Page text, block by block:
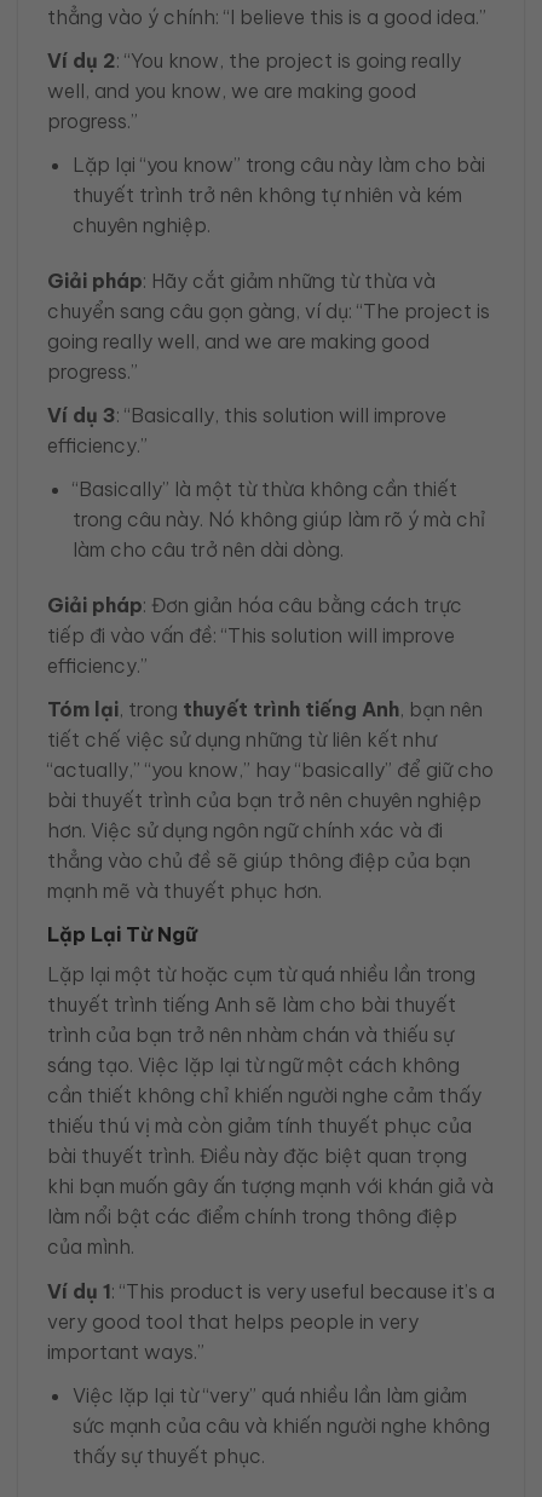
thẳng vào ý chính: “I believe this is a good idea.”
Ví dụ 2: “You know, the project is going really
well, and you know, we are making good
progress.”
Lặp lại “you know” trong câu này làm cho bài
thuyết trình trở nên không tự nhiên và kém
chuyên nghiệp.
Giải pháp: Hãy cắt giảm những từ thừa và
chuyển sang câu gọn gàng, ví dụ: “The project is
going really well, and we are making good
progress.”
Ví dụ 3: “Basically, this solution will improve
efficiency.”
“Basically” là một từ thừa không cần thiết
trong câu này. Nó không giúp làm rõ ý mà chỉ
làm cho câu trở nên dài dòng.
Giải pháp: Đơn giản hóa câu bằng cách trực
tiếp đi vào vấn đề: “This solution will improve
efficiency.”
Tóm lại, trong thuyết trình tiếng Anh, bạn nên
tiết chế việc sử dụng những từ liên kết như
“actually,” “you know,” hay “basically” để giữ cho
bài thuyết trình của bạn trở nên chuyên nghiệp
hơn. Việc sử dụng ngôn ngữ chính xác và đi
thẳng vào chủ đề sẽ giúp thông điệp của bạn
mạnh mẽ và thuyết phục hơn.
Lặp Lại Từ Ngữ
Lặp lại một từ hoặc cụm từ quá nhiều lần trong
thuyết trình tiếng Anh sẽ làm cho bài thuyết
trình của bạn trở nên nhàm chán và thiếu sự
sáng tạo. Việc lặp lại từ ngữ một cách không
cần thiết không chỉ khiến người nghe cảm thấy
thiếu thú vị mà còn giảm tính thuyết phục của
bài thuyết trình. Điều này đặc biệt quan trọng
khi bạn muốn gây ấn tượng mạnh với khán giả và
làm nổi bật các điểm chính trong thông điệp
của mình.
Ví dụ 1: “This product is very useful because it’s a
very good tool that helps people in very
important ways.”
Việc lặp lại từ “very” quá nhiều lần làm giảm
sức mạnh của câu và khiến người nghe không
thấy sự thuyết phục.